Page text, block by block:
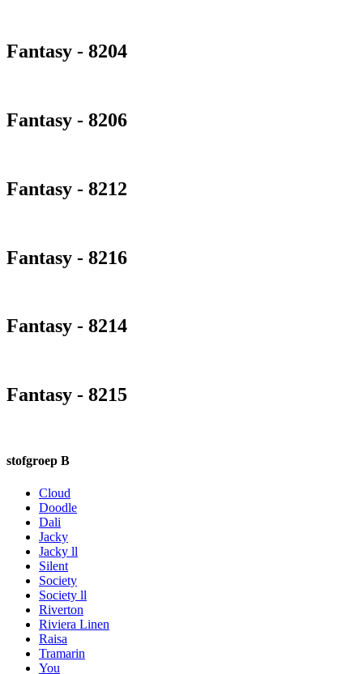
Fantasy - 8204
Fantasy - 8206
Fantasy - 8212
Fantasy - 8216
Fantasy - 8214
Fantasy - 8215
stofgroep B
Cloud
Doodle
Dali
Jacky
Jacky ll
Silent
Society
Society ll
Riverton
Riviera Linen
Raisa
Tramarin
You